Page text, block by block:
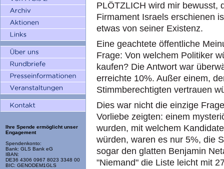
Ihre Spende ermöglicht unser
Engagement
Spendenkonto:
Bank: GLS Bank eG
IBAN:
DE36 4306 0967 8023 3348 00
BIC: GENODEM1GLS
PLÖTZLICH wird mir bewusst,
Firmament Israels erschienen
etwas von seiner Existenz.
Eine geachtete öffentliche
Frage: Von welchem Politiker
kaufen? Die Antwort war
erreichte 10%. Außer einem,
Stimmberechtigten vertrauen
Dies war nicht die einzige
Vorliebe zeigten: einem
wurden, mit welchem
würden, waren es nur 5%, die
sogar den glatten Benjamin
"Niemand" die Liste leicht mit